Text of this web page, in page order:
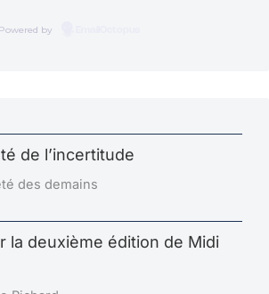
Powered by
de l’incertitude
des demains
la deuxième édition de Midi